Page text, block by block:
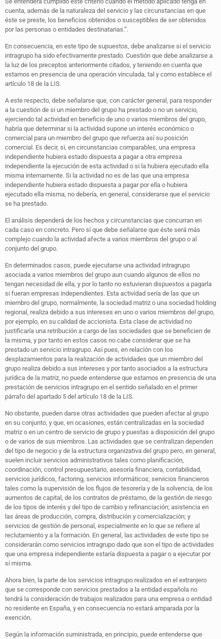
cuenta, además de la naturaleza del servicio y las circunstancias en que
éste se preste, los beneficios obtenidos o susceptibles de ser obtenidos
por las personas o entidades destinatarias.”.
En consecuencia, en este tipo de supuestos, debe analizarse si el servicio
intragrupo ha sido efectivamente prestado. Cuestión que debe analizarse a
la luz de los preceptos anteriormente citados, y teniendo en cuenta que
estamos en presencia de una operación vinculada, tal y como establece el
artículo 18 de la LIS.
A este respecto, debe señalarse que, con carácter general, para responder
a la cuestión de si un miembro del grupo ha prestado o no un servicio,
ejerciendo tal actividad en beneficio de uno o varios miembros del grupo,
habría que determinar si la actividad supone un interés económico o
comercial para un miembro del grupo que refuerza así su posición
comercial. Es decir, si, en circunstancias comparables, una empresa
independiente hubiera estado dispuesta a pagar a otra empresa
independiente la ejecución de esta actividad o si la hubiera ejecutado ella
misma internamente. Si la actividad no es de las que una empresa
independiente hubiera estado dispuesta a pagar por ella o hubiera
ejecutado ella misma, no debería, en general, considerarse que el servicio
se ha prestado.
El análisis dependerá de los hechos y circunstancias que concurran en
cada caso en concreto. Pero sí que debe señalarse que éste será más
complejo cuando la actividad afecte a varios miembros del grupo o al
conjunto del grupo.
En determinados casos, puede ejecutarse una actividad intragrupo
asociada a varios miembros del grupo aun cuando algunos de ellos no
tengan necesidad de ella, y por lo tanto no estuvieran dispuestos a pagarla
si fueran empresas independientes. Esta actividad sería de las que un
miembro del grupo, normalmente, la sociedad matriz o una sociedad holding
regional, realiza debido a sus intereses en uno o varios miembros del grupo,
por ejemplo, en su calidad de accionista. Esta clase de actividad no
justificaría una retribución a cargo de las sociedades que se beneficien de
la misma, y por tanto en estos casos no cabe considerar que se ha
prestado un servicio intragrupo. Así pues, en relación con los
desplazamientos para la realización de actividades que un miembro del
grupo realiza debido a sus intereses y por tanto asociados a la estructura
jurídica de la matriz, no puede entenderse que estamos en presencia de una
prestación de servicios intragrupo en el sentido señalado en el primer
párrafo del apartado 5 del artículo 18 de la LIS.
No obstante, pueden darse otras actividades que pueden afectar al grupo
en su conjunto, y que, en ocasiones, están centralizadas en la sociedad
matriz o en un centro de servicio de grupo y puestas a disposición del grupo
o de varios de sus miembros. Las actividades que se centralizan dependen
del tipo de negocio y de la estructura organizativa del grupo pero, en general,
suelen incluir servicios administrativos tales como planificación,
coordinación, control presupuestario, asesoría financiera, contabilidad,
servicios jurídicos, factoring, servicios informáticos; servicios financieros
tales como la supervisión de los flujos de tesorería y de la solvencia, de los
aumentos de capital, de los contratos de préstamo, de la gestión de riesgo
de los tipos de interés y del tipo de cambio y refinanciación; asistencia en
las áreas de producción, compra, distribución y comercialización; y
servicios de gestión de personal, especialmente en lo que se refiere al
reclutamiento y a la formación. En general, las actividades de este tipo se
considerarán como servicios intragrupo dado que son el tipo de actividades
que una empresa independiente estaría dispuesta a pagar o a ejecutar por
sí misma.
Ahora bien, la parte de los servicios intragrupo realizados en el extranjero
que se corresponde con servicios prestados a la entidad española no
tendrá la consideración de trabajos realizados para una empresa o entidad
no residente en España, y en consecuencia no estará amparada por la
exención.
Según la información suministrada, en principio, puede entenderse que